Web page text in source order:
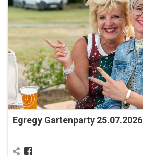
Egregy Gartenparty 25.07.2026